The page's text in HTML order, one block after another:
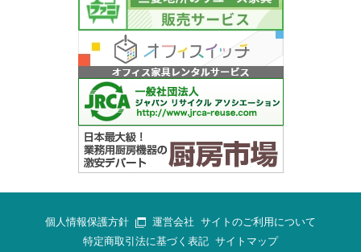
個人情報保護方針 運営会社 サイトのご利用について
特定商取引法に基づく表記 サイトマップ